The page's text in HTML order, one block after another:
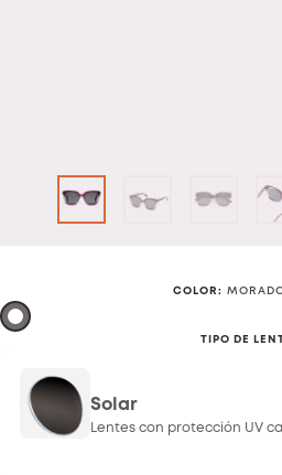
COLOR :
TIPO DE
Solar
Lentes con protección UV